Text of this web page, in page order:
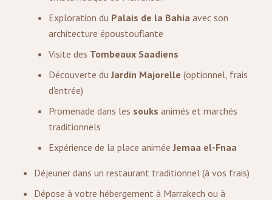
Exploration du Palais de la Bahia avec son
architecture époustouflante
Visite des Tombeaux Saadiens
Découverte duJardin Majorelle (optionnel, frais
d'entrée)
Promenade dans les souks animés et marchés
traditionnels
Expérience de la place animéeJemaa el-Fnaa
Déjeuner dans un restaurant traditionnel (à vos frais)
Dépose à votre hébergement à Marrakech ou à